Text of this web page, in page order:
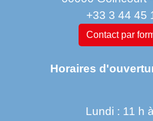
+33 3 44 45
Contact par
Horaires
Lundi : 11 h